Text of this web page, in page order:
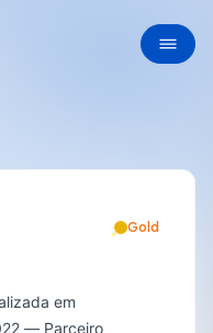
Gold
em
— Parceiro